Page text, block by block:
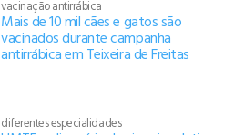
vacinação antirrábica
Mais de 10 mil cães e gatos são
vacinados durante campanha
antirrábica em Teixeira de Freitas
diferentes especialidades